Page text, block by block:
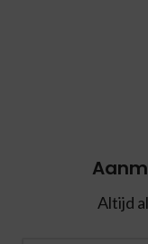
Altijd